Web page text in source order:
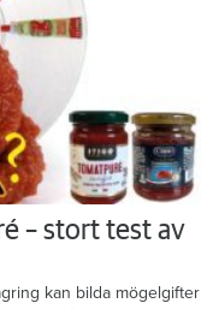
– stort test av
kan bilda mögelgifter